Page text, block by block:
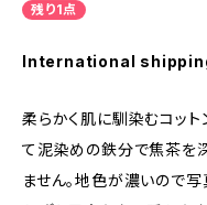
残り1点
International
柔らかく肌に馴染むコッ
て泥染めの鉄分で焦茶を
ません。地色が濃いので